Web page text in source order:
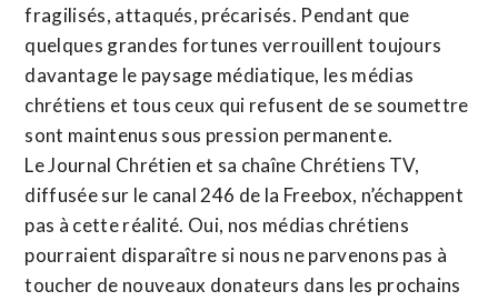
fragilisés, attaqués, précarisés. Pendant que
quelques grandes fortunes verrouillent toujours
davantage le paysage médiatique, les médias
chrétiens et tous ceux qui refusent de se soumettre
sont maintenus sous pression permanente.
Le Journal Chrétien et sa chaîne Chrétiens TV,
diffusée sur le canal 246 de la Freebox, n’échappent
pas à cette réalité. Oui, nos médias chrétiens
pourraient disparaître si nous ne parvenons pas à
toucher de nouveaux donateurs dans les prochains